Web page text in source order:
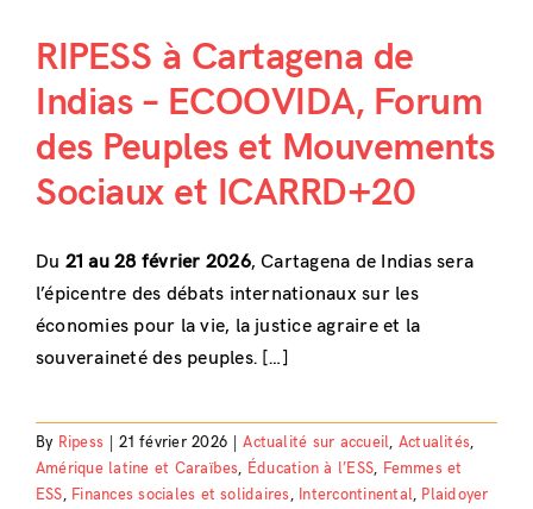
RIPESS à Cartagena de
Indias – ECOOVIDA, Forum
des Peuples et Mouvements
Sociaux et ICARRD+20
Du 21 au 28 février 2026, Cartagena de Indias sera
l’épicentre des débats internationaux sur les
économies pour la vie, la justice agraire et la
souveraineté des peuples. […]
By Ripess 21 février 2026 Actualité sur accueil, Actualités,
Amérique latine et Caraïbes, Éducation à l’ESS, Femmes et
ESS, Finances sociales et solidaires, Intercontinental, Plaidoyer